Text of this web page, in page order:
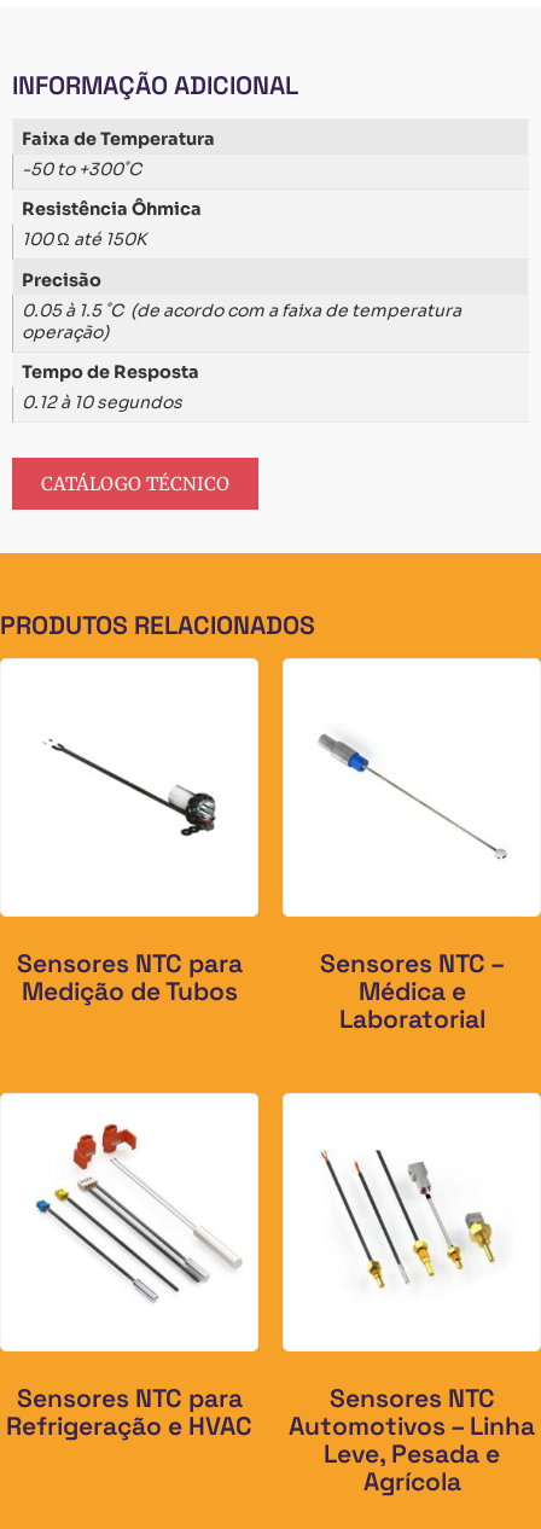
INFORMAÇÃO ADICIONAL
Faixa de Temperatura
-50 to +300˚C
Resistência Ôhmica
100 Ω até 150K
Precisão
0.05 à 1.5 ˚C (de acordo com a faixa de temperatura
operação)
Tempo de Resposta
0.12 à 10 segundos
CATÁLOGO TÉCNICO
PRODUTOS RELACIONADOS
Sensores NTC para
Medição de Tubos
Sensores NTC –
Médica e
Laboratorial
Sensores NTC para
Refrigeração e HVAC
Sensores NTC
Automotivos – Linha
Leve, Pesada e
Agrícola